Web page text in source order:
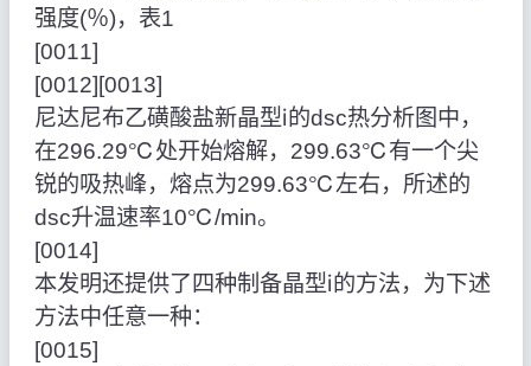
强度(％)，表1
[0011]
[0012][0013]
尼达尼布乙磺酸盐新晶型ⅰ的dsc热分析图中，
在296.29℃处开始熔解，299.63℃有一个尖
锐的吸热峰，熔点为299.63℃左右，所述的
dsc升温速率10℃/min。
[0014]
本发明还提供了四种制备晶型ⅰ的方法，为下述
方法中任意一种：
[0015]